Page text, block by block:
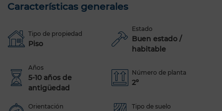
Características generales
Tipo de propiedad
Piso
Estado
Buen estado /
habitable
Años
5-10 años de
antigüedad
Número de planta
2º
Orientación Tipo de suelo